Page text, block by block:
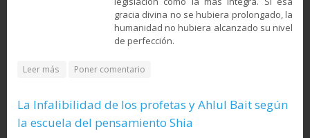
gracia divina no se hubiera prolon­gado, la
humanidad no hubiera alcanzado su nivel
de perfec­ción.
Leer más about Las pruebas de la necesidad de la Profecía según el
Poner comentario
La Infalibilidad de los profetas y Ahlul Bait según
la escuela del pensamiento Shia